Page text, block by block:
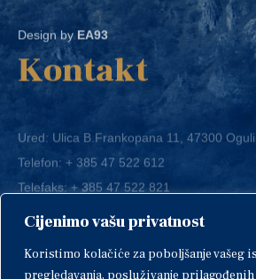
Cijenimo vašu privatnost
Koristimo kolačiće za poboljšanje vašeg
pregledavanja, posluživanje
Design by EA93
Kontakt
Telefon:+ 385 47 522 612
Telefaks:+ 385 47 522 821
E-mail:grad-ogulin@ogulin.hr